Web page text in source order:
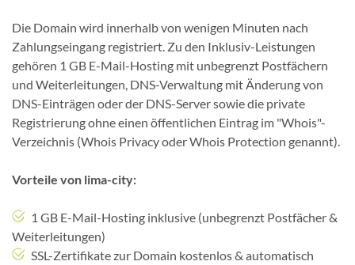
Die Domain wird innerhalb von wenigen Minuten nach
Zahlungseingang registriert. Zu den Inklusiv-Leistungen
gehören 1 GB E-Mail-Hosting mit unbegrenzt Postfächern
und Weiterleitungen, DNS-Verwaltung mit Änderung von
DNS-Einträgen oder der DNS-Server sowie die private
Registrierung ohne einen öffentlichen Eintrag im "Whois"-
Verzeichnis (Whois Privacy oder Whois Protection genannt).
Vorteile von lima-city:
1 GB E-Mail-Hosting inklusive (unbegrenzt Postfächer &
Weiterleitungen)
SSL-Zertifikate zur Domain kostenlos & automatisch